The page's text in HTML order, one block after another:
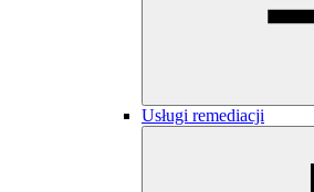
Usługi remediacji